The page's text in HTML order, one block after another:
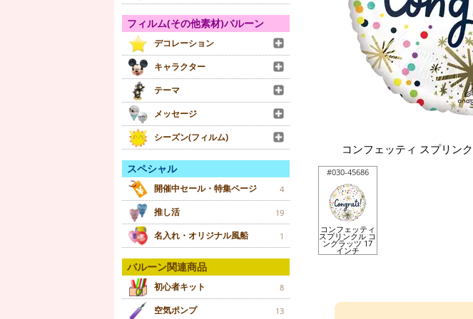
フィルム(その他素材)バルーン
デコレーション
キャラクター
テーマ
メッセージ
シーズン(フィルム)
スペシャル
開催中セール・特集ページ 4
推し活 19
名入れ・オリジナル風船 1
バルーン関連商品
初心者キット 8
空気ポンプ 13
コンフェッティ スプリン
#030-45686
コンフェッティ
スプリンクル コ
ングラッツ 17
インチ